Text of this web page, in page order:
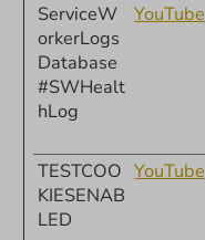
ServiceW
orkerLogs
Database
#SWHealt
hLog
YouTube
TESTCOO
KIESENAB
LED
YouTube